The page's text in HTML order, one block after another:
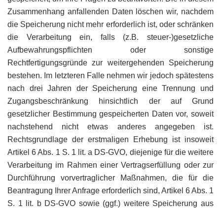
Zusammenhang anfallenden Daten löschen wir, nachdem
die Speicherung nicht mehr erforderlich ist, oder schränken
die Verarbeitung ein, falls (z.B. steuer-)gesetzliche
Aufbewahrungspflichten oder sonstige
Rechtfertigungsgründe zur weitergehenden Speicherung
bestehen. Im letzteren Falle nehmen wir jedoch spätestens
nach drei Jahren der Speicherung eine Trennung und
Zugangsbeschränkung hinsichtlich der auf Grund
gesetzlicher Bestimmung gespeicherten Daten vor, soweit
nachstehend nicht etwas anderes angegeben ist.
Rechtsgrundlage der erstmaligen Erhebung ist insoweit
Artikel 6 Abs. 1 S. 1 lit. a DS-GVO, diejenige für die weitere
Verarbeitung im Rahmen einer Vertragserfüllung oder zur
Durchführung vorvertraglicher Maßnahmen, die für die
Beantragung Ihrer Anfrage erforderlich sind, Artikel 6 Abs. 1
S. 1 lit. b DS-GVO sowie (ggf.) weitere Speicherung aus